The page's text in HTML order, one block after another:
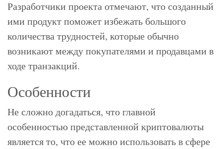
Разработчики проекта отмечают, что созданный
ими продукт поможет избежать большого
количества трудностей, которые обычно
возникают между покупателями и продавцами в
ходе транзакций.
Особенности
Не сложно догадаться, что главной
особенностью представленной криптовалюты
является то, что ее можно использовать в сфере